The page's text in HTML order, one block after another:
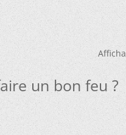
un bon feu ?